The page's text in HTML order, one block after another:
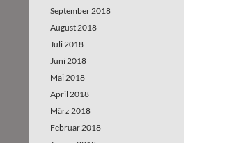
September 2018
August 2018
Juli 2018
Juni 2018
Mai 2018
April 2018
März 2018
Februar 2018